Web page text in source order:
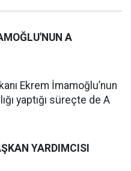
A
Ekrem İmamoğlu’nun
yaptığı süreçte de A
YARDIMCISI